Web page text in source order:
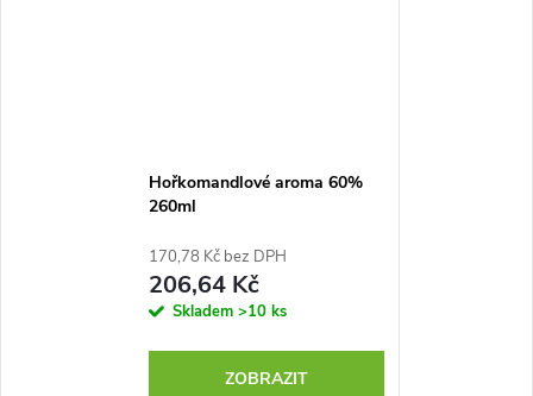
Hořkomandlové aroma 60%
260ml
170,78 Kč bez DPH
206,64 Kč
Skladem >10 ks
ZOBRAZIT